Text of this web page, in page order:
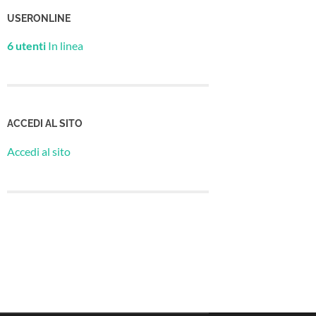
USERONLINE
6 utenti In linea
ACCEDI AL SITO
Accedi al sito